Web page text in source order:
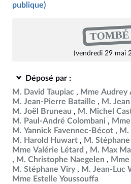
publique)
TOMBÉ
(vendredi 29 mai
Déposé par :
M. David Taupiac
Mme Audrey
M. Jean-Pierre Bataille
M.
M. Joël Bruneau
M. Michel
M. Paul-André Colombani
M. Yannick Favennec-Bécot
M. Harold Huwart
M.
Mme Valérie Létard
M. Max
M. Christophe Naegelen
M. Stéphane Viry
M. Jean-Luc
Mme Estelle Youssouffa